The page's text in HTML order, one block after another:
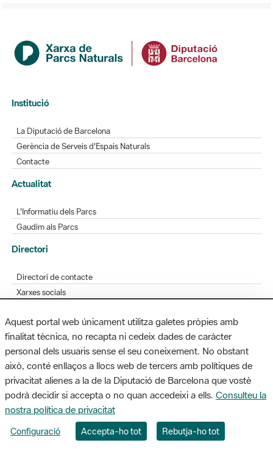
Institució
La Diputació de Barcelona
Gerència de Serveis d'Espais Naturals
Contacte
Actualitat
L'Informatiu dels Parcs
Gaudim als Parcs
Directori
Directori de contacte
Xarxes socials
Bústia de suggeriments
Opineu sobre els parcs
MAPA WEB AVÍS LEGAL ACCESSIBILITAT
Diputació de Barcelona. Edifici Llacuna, 1a planta. Badajoz, 49. 08005
Barcelona. Tel. 934 022 428 / xarxaparcs@diba.cat
Aquest portal web únicament utilitza galetes pròpies amb
finalitat tècnica, no recapta ni cedeix dades de caràcter
personal dels usuaris sense el seu coneixement. No obstant
això, conté enllaços a llocs web de tercers amb polítiques de
privacitat alienes a la de la Diputació de Barcelona que vostè
podrà decidir si accepta o no quan accedeixi a ells. Consulteu la
nostra política de privacitat
Configuració Accepta-ho tot Rebutja-ho tot